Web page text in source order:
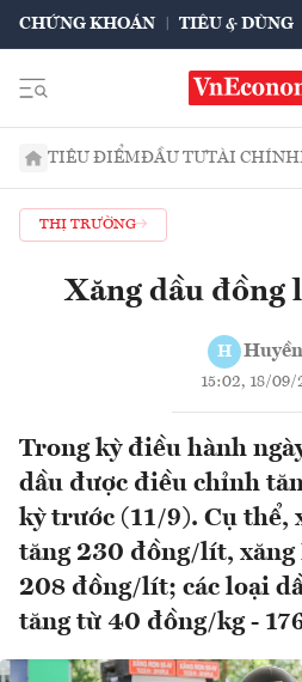
CHỨNG KHOÁN TIÊU & DÙNG
TIÊU ĐIỂMĐẦU TƯTÀI CHÍNH
THỊ TRƯỜNG
Xăng dầu đồng
H
15:02, 18/09/
Trong kỳ điều hành
dầu được điều chỉnh
kỳ trước (11/9). Cụ thể,
tăng 230 đồng/lít,
208 đồng/lít; các loại
tăng từ 40 đồng/kg -